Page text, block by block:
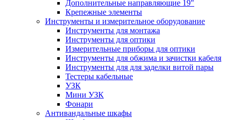
Дополнительные направляющие 19"
Крепежные элементы
Инструменты и измерительное оборудование
Инструменты для монтажа
Инструменты для оптики
Измерительные приборы для оптики
Инструменты для обжима и зачистки кабеля
Инструменты для для заделки витой пары
Тестеры кабельные
УЗК
Мини УЗК
Фонари
Антивандальные шкафы